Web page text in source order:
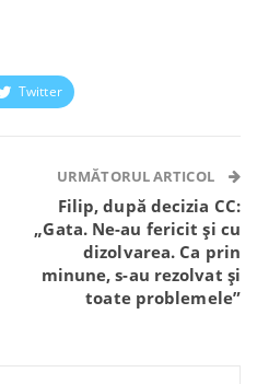
Twitter
Viber
URMĂTORUL ARTICOL
Filip, după decizia CC:
„Gata. Ne-au fericit și cu
dizolvarea. Ca prin
minune, s-au rezolvat și
toate problemele”